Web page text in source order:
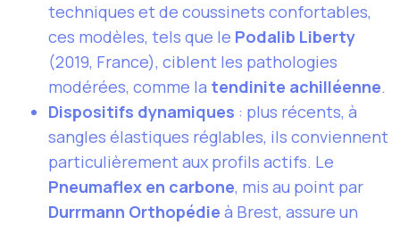
techniques et de coussinets confortables,
ces modèles, tels que le Podalib Liberty
(2019, France), ciblent les pathologies
modérées, comme la tendinite achilléenne.
Dispositifs dynamiques : plus récents, à
sangles élastiques réglables, ils conviennent
particulièrement aux profils actifs. Le
Pneumaflex en carbone, mis au point par
Durrmann Orthopédie à Brest, assure un